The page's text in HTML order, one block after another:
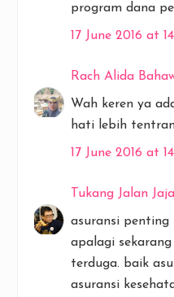
program dana
17 June 2016 at
Rach Alida
Wah keren ya
hati lebih
17 June 2016 at
Tukang Jalan
asuransi
apalagi
terduga. baik
asuransi